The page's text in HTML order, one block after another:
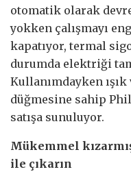
otomatik olarak
yokken çalışmayı
kapatıyor, termal
durumda elektriği
Kullanımdayken
düğmesine sahip
satışa sunuluyor.
Mükemmel
ile çıkarın